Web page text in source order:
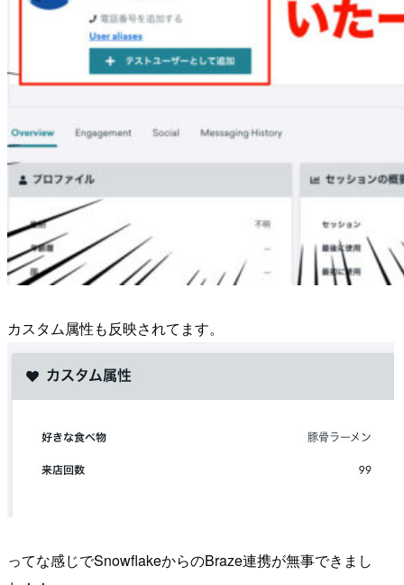
カスタム属性も反映されてます。
ってな感じでSnowflakeからのBraze連携が無事できまし